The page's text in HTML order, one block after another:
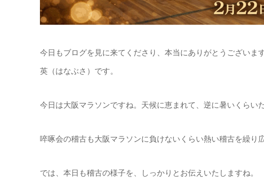
今日もブログを見に来てくださり、本当にありがとうございます
英（はなぶさ）です。
今日は大阪マラソンですね。天候に恵まれて、逆に暑いくらい
啐啄会の稽古も大阪マラソンに負けないくらい熱い稽古を繰り
では、本日も稽古の様子を、しっかりとお伝えいたしますね。